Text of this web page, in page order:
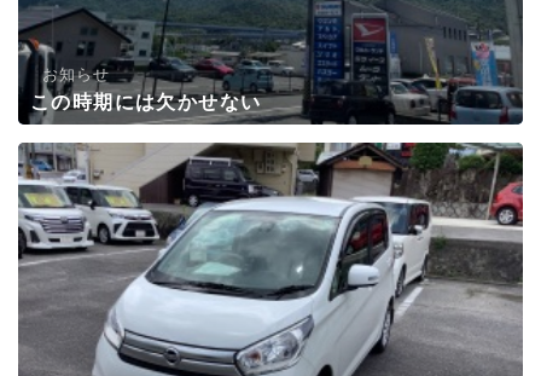
お知らせ
この時期には欠かせない